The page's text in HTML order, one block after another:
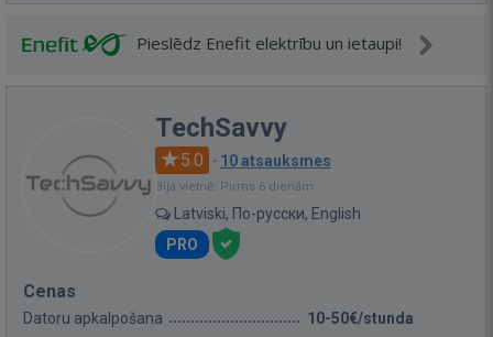
Pieslēdz Enefit elektrību un ietaupi!
TechSavvy
5.0 · 10 atsauksmes
Bija vietnē: Pirms 6 dienām
Latviski, По-русски, English
PRO
Cenas
Datoru apkalpošana 10-50€/stunda